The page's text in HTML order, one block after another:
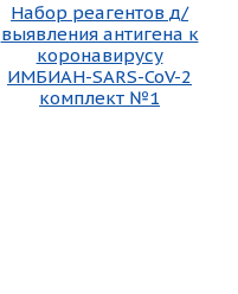
Набор реагентов д/
выявления антигена к
коронавирусу
ИМБИАН-SARS-CoV-2
комплект №1